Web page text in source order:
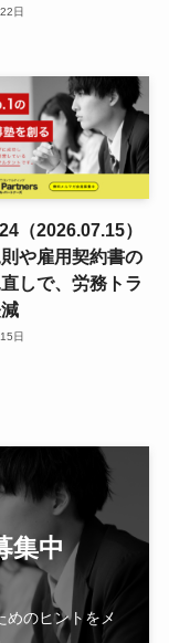
日
（2026.07.15）
や雇用契約書の
しで、労務トラ
日
集中
めのヒントをメ